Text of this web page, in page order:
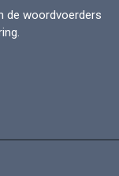
de woordvoerders